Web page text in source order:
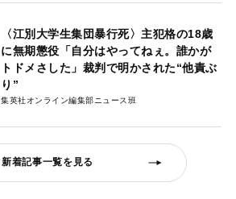
〈江別大学生集団暴行死〉主犯格の18歳
に無期懲役「自分はやってねぇ。誰かが
トドメさした」裁判で明かされた“他責ぶ
り”
集英社オンライン編集部ニュース班
新着記事一覧を見る